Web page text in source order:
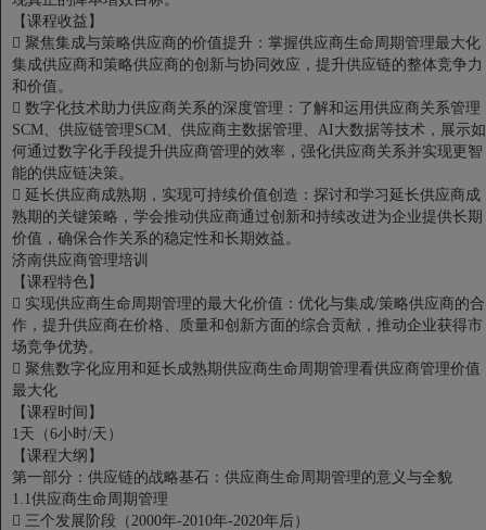
【课程收益】
 聚焦集成与策略供应商的价值提升：掌握供应商生命周期管理最大化
集成供应商和策略供应商的创新与协同效应，提升供应链的整体竞争力
和价值。
 数字化技术助力供应商关系的深度管理：了解和运用供应商关系管理
SCM、供应链管理SCM、供应商主数据管理、AI大数据等技术，展示如
何通过数字化手段提升供应商管理的效率，强化供应商关系并实现更智
能的供应链决策。
 延长供应商成熟期，实现可持续价值创造：探讨和学习延长供应商成
熟期的关键策略，学会推动供应商通过创新和持续改进为企业提供长期
价值，确保合作关系的稳定性和长期效益。
济南供应商管理培训
【课程特色】
 实现供应商生命周期管理的最大化价值：优化与集成/策略供应商的合
作，提升供应商在价格、质量和创新方面的综合贡献，推动企业获得市
场竞争优势。
 聚焦数字化应用和延长成熟期供应商生命周期管理看供应商管理价值
最大化
【课程时间】
1天（6小时/天）
【课程大纲】
第一部分：供应链的战略基石：供应商生命周期管理的意义与全貌
1.1供应商生命周期管理
 三个发展阶段（2000年-2010年-2020年后）